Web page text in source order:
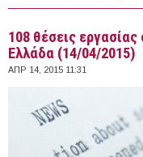
108 θέσεις
Ελλάδα (14/04/2015)
ΑΠΡ 14, 2015 11:31